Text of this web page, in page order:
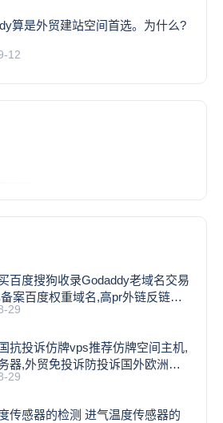
算是外贸建站空间首选。为什么?
12
百度搜狗收录Godaddy老域名交易
案百度权重域名,高pr外链反链域
29
抗投诉仿牌vps推荐仿牌空间主机,
器,外贸免投诉防投诉国外欧洲荷
29
传感器的检测 进气温度传感器的